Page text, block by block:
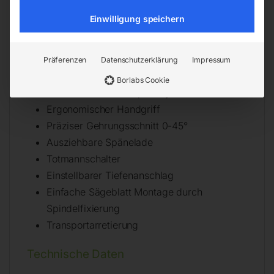
Maschinenständer
Materialständer
Details
Ergonomischer Handgriff
Präziser Gehrungsschnitt 0-45°
Ausziehbare Spänelade
Totmannschalter
Einstellbarer Tiefenanschlag
Einfache Sägeblatt Montage durch
Spindelfixierung
Transportarretierung
Technische Daten
Einwilligung speichern
Präferenzen Datenschutzerklärung Impressum
Borlabs Cookie